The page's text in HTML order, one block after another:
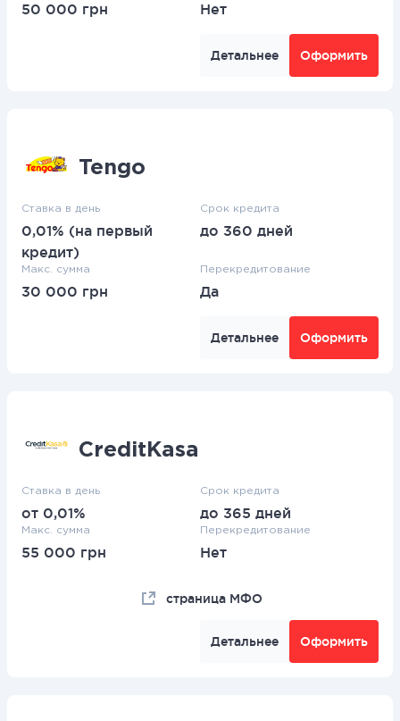
50 000 грн Нет
Детальнее Оформить
Tengo
Ставка в день
0,01% (на первый
кредит)
Срок кредита
до 360 дней
Макс. сумма
30 000 грн
Перекредитование
Да
Детальнее Оформить
CreditKasa
Ставка в день
от 0,01%
Срок кредита
до 365 дней
Макс. сумма
55 000 грн
Перекредитование
Нет
страница МФО
Детальнее Оформить